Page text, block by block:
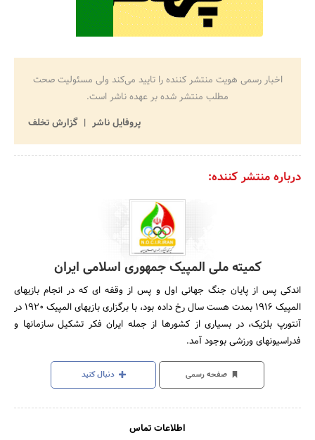
اخبار رسمی هویت منتشر کننده را تایید می‌کند ولی مسئولیت صحت
مطلب منتشر شده بر عهده ناشر است.
پروفایل ناشر
گزارش تخلف
درباره منتشر کننده:
کمیته ملی المپیک جمهوری اسلامی ایران
اندکی پس از پایان جنگ جهانی اول و پس از وقفه ای که در انجام بازیهای
المپیک 1916 بمدت هست سال رخ داده بود، با برگزاری بازیهای المپیک 1920 در
آنتورپ بلژیک، در بسیاری از کشورها از جمله ایران فکر تشکیل سازمانها و
فدراسیونهای ورزشی بوجود آمد.
صفحه رسمی دنبال کنید
اطلاعات تماس